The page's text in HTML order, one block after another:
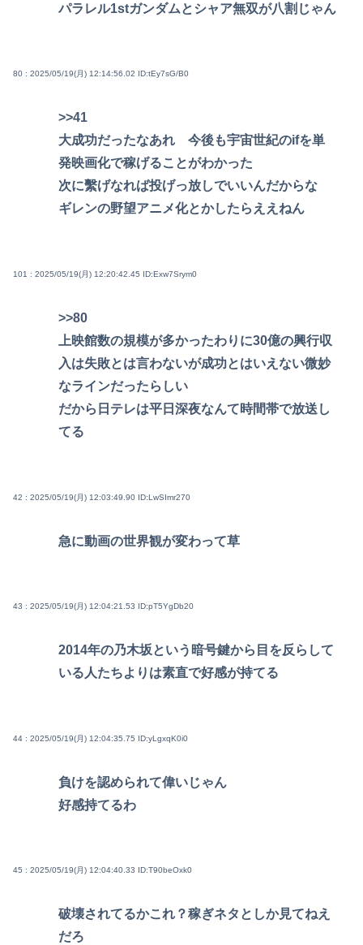
パラレル1stガンダムとシャア無双が八割じゃん
80 : 2025/05/19(月) 12:14:56.02 ID:tEy7sG/B0
>>41
大成功だったなあれ 今後も宇宙世紀のifを単
発映画化で稼げることがわかった
次に繫げなれば投げっ放しでいいんだからな
ギレンの野望アニメ化とかしたらええねん
101 : 2025/05/19(月) 12:20:42.45 ID:Exw7Srym0
>>80
上映館数の規模が多かったわりに30億の興行収
入は失敗とは言わないが成功とはいえない微妙
なラインだったらしい
だから日テレは平日深夜なんて時間帯で放送し
てる
42 : 2025/05/19(月) 12:03:49.90 ID:LwSImr270
急に動画の世界観が変わって草
43 : 2025/05/19(月) 12:04:21.53 ID:pT5YgDb20
2014年の乃木坂という暗号鍵から目を反らして
いる人たちよりは素直で好感が持てる
44 : 2025/05/19(月) 12:04:35.75 ID:yLgxqK0i0
負けを認められて偉いじゃん
好感持てるわ
45 : 2025/05/19(月) 12:04:40.33 ID:T90beOxk0
破壊されてるかこれ？稼ぎネタとしか見てねえ
だろ